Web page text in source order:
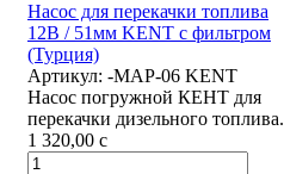
Насос для перекачки топлива
12В / 51мм KENT с фильтром
(Турция)
Артикул: -MAP-06 KENT
Насос погружной КЕНТ для
перекачки дизельного топлива.
1 320,00 c